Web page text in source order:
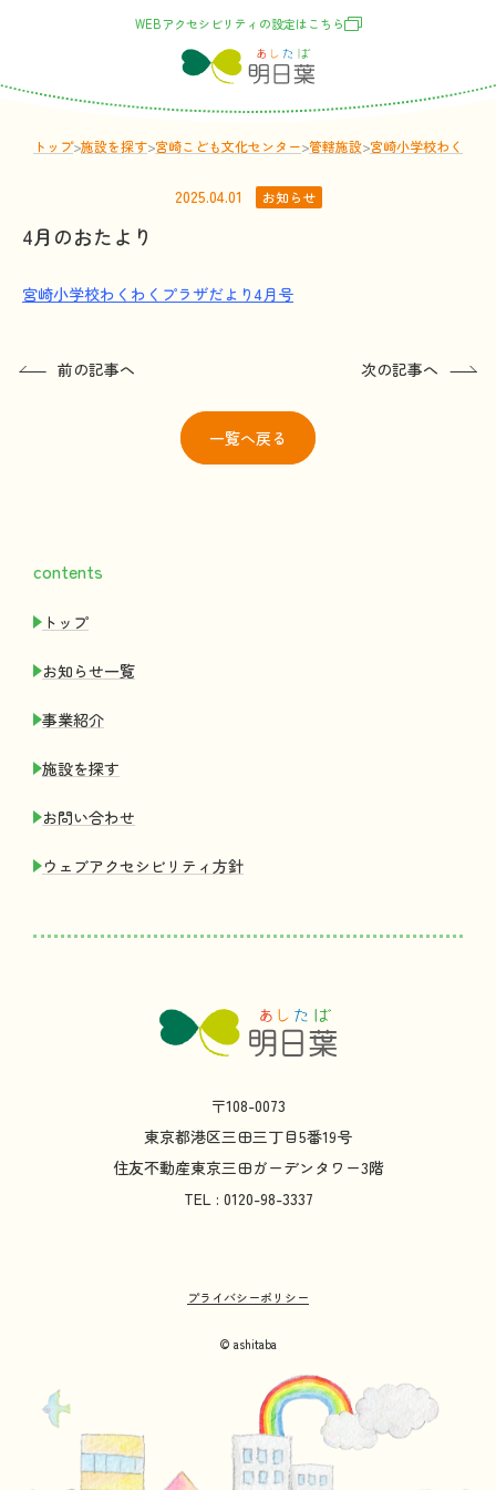
WEBアクセシビリティの設定はこちら
トップ>施設を探す>宮崎こども文化センター>管轄施設>宮崎小学校わくわく
2025.04.01 お知らせ
4月のおたより
宮崎小学校わくわくプラザだより4月号
前の記事へ 次の記事へ
一覧へ戻る
contents
トップ
お知 らせ一覧
事業紹介
施設を探す
お問い合わせ
ウェブアクセシビリティ 方針
〒108-0073
東京都港区三田三丁目5番19号
住友不動産東京三田ガーデンタワー3階
TEL : 0120-98-3337
プライバシーポリシー
© ashitaba